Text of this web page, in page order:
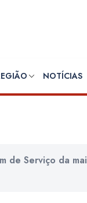
NOTÍCIAS
de Serviço da